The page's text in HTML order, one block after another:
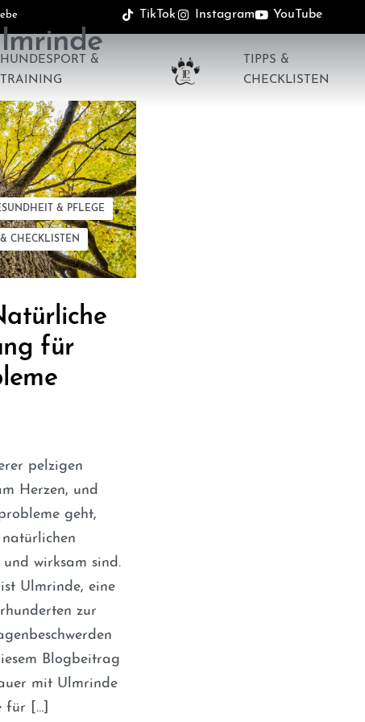
TikTok Instagram YouTube
HUNDESPORT &
TRAINING
TIPPS &
CHECKLISTEN
& PFLEGE
& CHECKLISTEN
für
pelzigen
Herzen, und
geht,
wirksam sind.
Ulmrinde, eine
zur
Blogbeitrag
mit Ulmrinde
für […]